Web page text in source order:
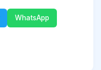
WhatsApp